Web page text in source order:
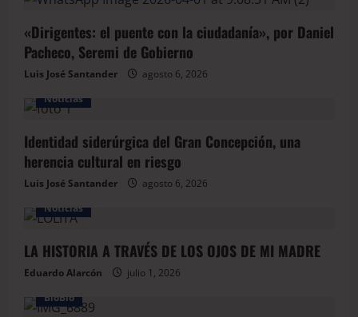
«Dirigentes: el puente con la ciudadanía», por Daniel
Pacheco, Seremi de Gobierno
Luis José Santander
agosto 6, 2026
Noticias
Identidad siderúrgica del Gran Concepción, una
herencia cultural en riesgo
Luis José Santander
agosto 6, 2026
Noticias
LA HISTORIA A TRAVÉS DE LOS OJOS DE MI MADRE
Eduardo Alarcón
julio 1, 2026
BioBio